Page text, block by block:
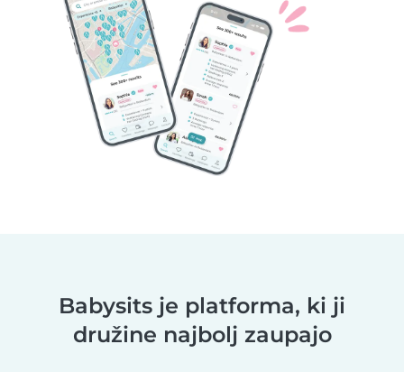
Babysits je platforma, ki ji
družine najbolj zaupajo